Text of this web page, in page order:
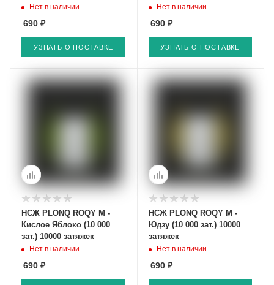
Нет в наличии
690 ₽
УЗНАТЬ О ПОСТАВКЕ
Нет в наличии
690 ₽
УЗНАТЬ О ПОСТАВКЕ
НСЖ PLONQ ROQY M -
Кислое Яблоко (10 000
зат.) 10000 затяжек
Нет в наличии
690 ₽
НСЖ PLONQ ROQY M -
Юдзу (10 000 зат.) 10000
затяжек
Нет в наличии
690 ₽